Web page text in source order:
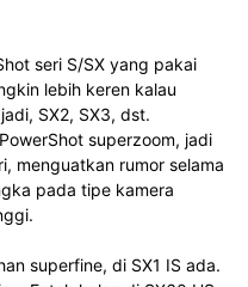
seri S/SX yang pakai
lebih keren kalau
SX2, SX3, dst.
superzoom, jadi
menguatkan rumor selama
pada tipe kamera
superfine, di SX1 IS ada.